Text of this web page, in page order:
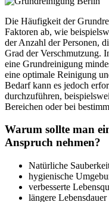
Die Häufigkeit der
Faktoren ab, wie
der Anzahl der Personen,
Grad der Verschmutzung.
eine Grundreinigung
eine optimale Reinigung
Bedarf kann es jedoch
durchzuführen,
Bereichen oder bei
Warum sollte man
Anspruch nehmen?
Natürliche
hygienische
verbesserte
längere